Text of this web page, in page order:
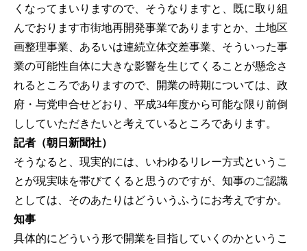
くなってまいりますので、そうなりますと、既に取り組
んでおります市街地再開発事業でありますとか、土地区
画整理事業、あるいは連続立体交差事業、そういった事
業の可能性自体に大きな影響を生じてくることが懸念さ
れるところでありますので、開業の時期については、政
府・与党申合せどおり、平成34年度から可能な限り前倒
ししていただきたいと考えているところであります。
記者（朝日新聞社）
そうなると、現実的には、いわゆるリレー方式というこ
とが現実味を帯びてくると思うのですが、知事のご認識
としては、そのあたりはどういうふうにお考えですか。
知事
具体的にどういう形で開業を目指していくのかというこ